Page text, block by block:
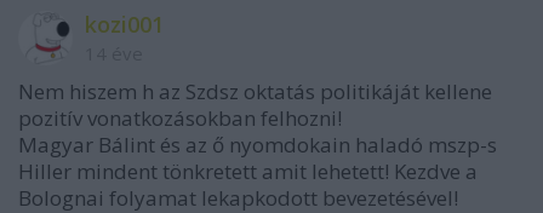
kozi001
Nem hiszem h az Szdsz oktatás politikáját kellene
pozitív vonatkozásokban felhozni!
Magyar Bálint és az ő nyomdokain haladó mszp-s
Hiller mindent tönkretett amit lehetett! Kezdve a
Bolognai folyamat lekapkodott bevezetésével!